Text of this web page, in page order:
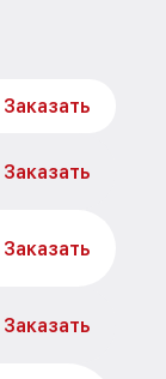
Заказать
Заказать
Заказать
Заказать